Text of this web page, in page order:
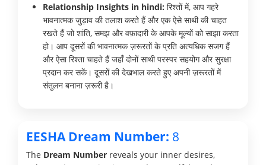
Relationship Insights in hindi: रिश्तों में, आप गहरे
भावनात्मक जुड़ाव की तलाश करते हैं और एक ऐसे साथी की चाहत
रखते हैं जो शांति, समझ और वफ़ादारी के आपके मूल्यों को साझा करता
हो। आप दूसरों की भावनात्मक ज़रूरतों के प्रति अत्यधिक सजग हैं
और ऐसा रिश्ता चाहते हैं जहाँ दोनों साथी परस्पर सहयोग और सुरक्षा
प्रदान कर सकें। दूसरों की देखभाल करते हुए अपनी ज़रूरतों में
संतुलन बनाना ज़रूरी है।
EESHA Dream Number: 8
The Dream Number reveals your inner desires,